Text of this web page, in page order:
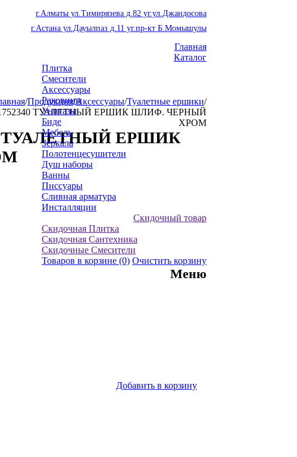
г.Алматы ул.Тимирязева д.82 уг.ул.Джандосова
г.Астана ул.Дауылпаз д.11 уг.пр-кт Б.Момышулы
Главная
Каталог
Плитка
Смесители
Аксессуары
Раковины
Унитазы
Биде
Мебель
Зеркала
Полотенцесушители
Душ наборы
Ванны
Писсуары
Сливная арматура
Инсталляции
Скидочный товар
Скидочная Плитка
Скидочная Сантехника
Скидочные Смесители
Товаров в корзине (0) Очистить корзину
Меню
/Продукция/Аксессуары/Туалетные ершики/
ТУАЛЕТНЫЙ ЕРШИК ШЛИФ. ЧЕРНЫЙ
ХРОМ
ТУАЛЕТНЫЙ ЕРШИК
Добавить в корзину